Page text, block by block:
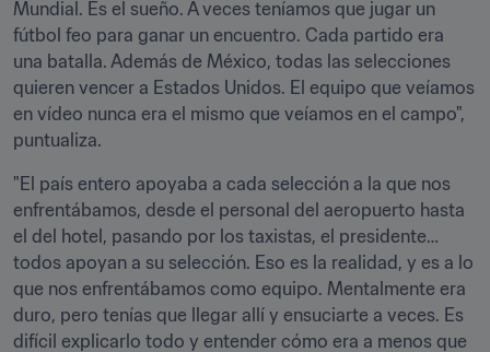
Mundial. Es el sueño. A veces teníamos que jugar un
fútbol feo para ganar un encuentro. Cada partido era
una batalla. Además de México, todas las selecciones
quieren vencer a Estados Unidos. El equipo que veíamos
en vídeo nunca era el mismo que veíamos en el campo",
puntualiza.
"El país entero apoyaba a cada selección a la que nos
enfrentábamos, desde el personal del aeropuerto hasta
el del hotel, pasando por los taxistas, el presidente…
todos apoyan a su selección. Eso es la realidad, y es a lo
que nos enfrentábamos como equipo. Mentalmente era
duro, pero tenías que llegar allí y ensuciarte a veces. Es
difícil explicarlo todo y entender cómo era a menos que